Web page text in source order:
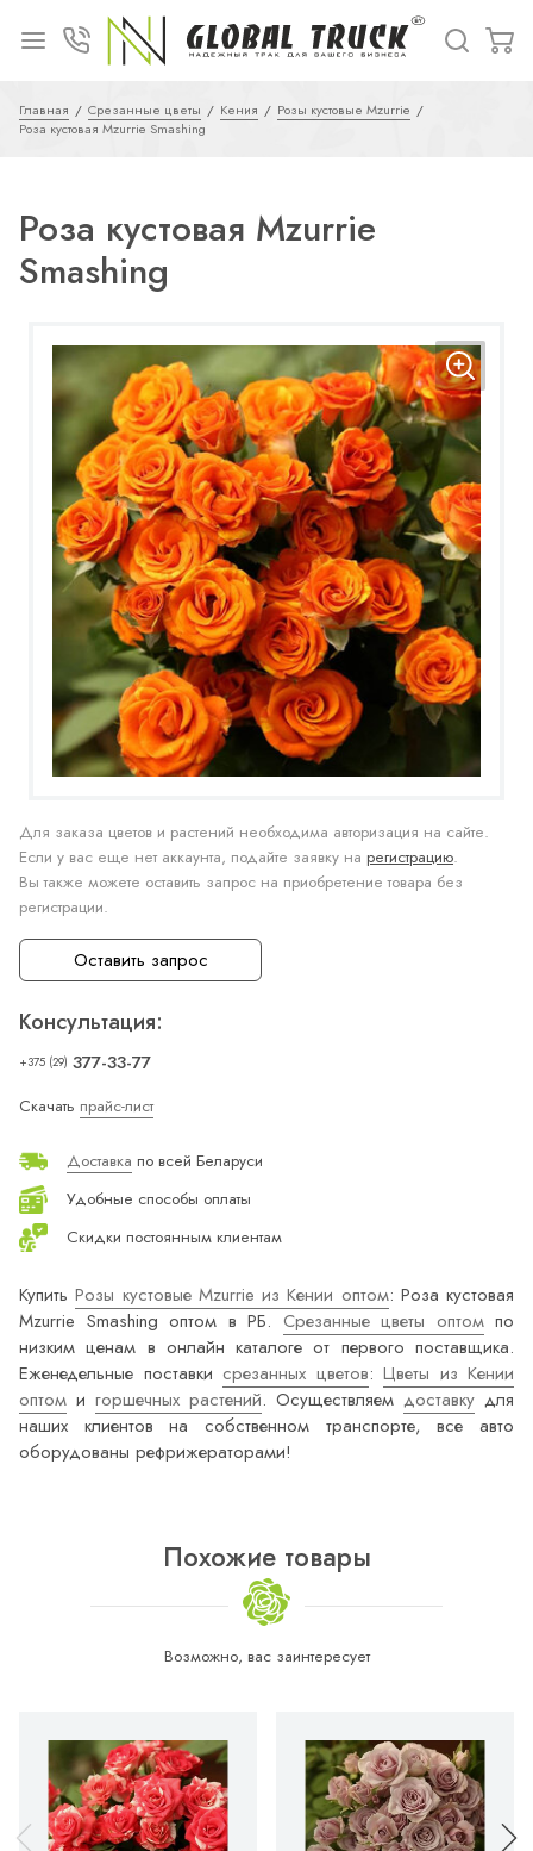
Главная Срезанные цветы Кения
Розы кустовые Mzurrie
Роза кустовая Mzurrie Smashing
Роза кустовая Mzurrie
Smashing
Для заказа цветов и растений необходима авторизация на сайте.
Если у вас еще нет аккаунта, подайте заявку на регистрацию.
Вы также можете оставить запрос на приобретение товара без
регистрации.
Оставить запрос
Консультация:
+375 (29) 377-33-77
Скачать прайс-лист
Доставка по всей Беларуси
Удобные способы оплаты
Скидки постоянным клиентам
КупитьРозы кустовые Mzurrie из Кении оптом: Роза кустовая
Mzurrie Smashing оптом в РБ. Срезанные цветы оптомпо
низким ценам в онлайн каталоге от первого поставщика.
Еженедельные поставки срезанных цветов: Цветы из Кении
оптом и горшечных растений. Осуществляем доставку для
наших клиентов на собственном транспорте, все авто
оборудованы рефрижераторами!
Похожие товары
Возможно, вас заинтересует